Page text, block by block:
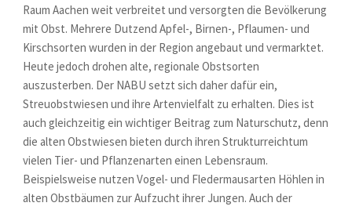
Raum Aachen weit verbreitet und versorgten die Bevölkerung
mit Obst. Mehrere Dutzend Apfel-, Birnen-, Pflaumen- und
Kirschsorten wurden in der Region angebaut und vermarktet.
Heute jedoch drohen alte, regionale Obstsorten
auszusterben. Der NABU setzt sich daher dafür ein,
Streuobstwiesen und ihre Artenvielfalt zu erhalten. Dies ist
auch gleichzeitig ein wichtiger Beitrag zum Naturschutz, denn
die alten Obstwiesen bieten durch ihren Strukturreichtum
vielen Tier- und Pflanzenarten einen Lebensraum.
Beispielsweise nutzen Vogel- und Fledermausarten Höhlen in
alten Obstbäumen zur Aufzucht ihrer Jungen. Auch der